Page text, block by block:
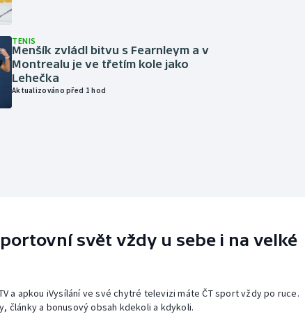
TENIS
Menšík zvládl bitvu s Fearnleym a v
Montrealu je ve třetím kole jako
Lehečka
Aktualizováno před 1 hod
svět vždy u sebe i na velké
a apkou iVysílání ve své chytré televizi máte ČT sport vždy po ruce.
články a bonusový obsah kdekoli a kdykoli.